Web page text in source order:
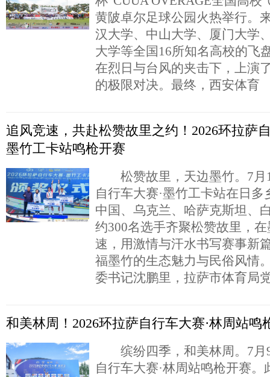
黄陂卓尔足球公园火热举行。
汉大学、中山大学、厦门大学
大学等全国16所知名高校的飞
在烈日与台风的夹击下，上演
的极限对决。最终，西安体育
追风竞速，共赴松赞故里之约！2026环拉萨
墨竹工卡站鸣枪开赛
松赞故里，天边墨竹。7月
自行车大赛·墨竹工卡站在日
中国、乌克兰、哈萨克斯坦、
约300名选手齐聚松赞故里，
速，用激情与汗水书写赛事新
福墨竹的生态魅力与民俗风
委书记沈鹏里，拉萨市体育局
和美林周！2026环拉萨自行车大赛·林周站鸣
缤纷四季，和美林周。7月
自行车大赛·林周站鸣枪开赛